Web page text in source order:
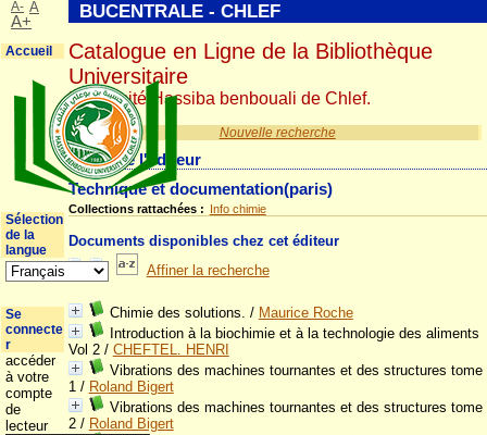
Nouvelle recherche
Détail de l'éditeur
Technique et documentation(paris)
Collections rattachées : Info chimie
Documents disponibles chez cet éditeur
Affiner la recherche
Chimie des solutions. / Maurice Roche
Introduction à la biochimie et à la technologie des aliments
Vol 2/ CHEFTEL. HENRI
Vibrations des machines tournantes et des structures tome
1/ Roland Bigert
Vibrations des machines tournantes et des structures tome
2/ Roland Bigert
BUCENTRALE - CHLEF
Catalogue en Ligne de la Bibliothèque
Universitaire
Université Hassiba benbouali de Chlef.
A- A
A+
Accueil
Sélection
de la
langue
Se
connecte
r
accéder
à votre
compte
de
lecteur